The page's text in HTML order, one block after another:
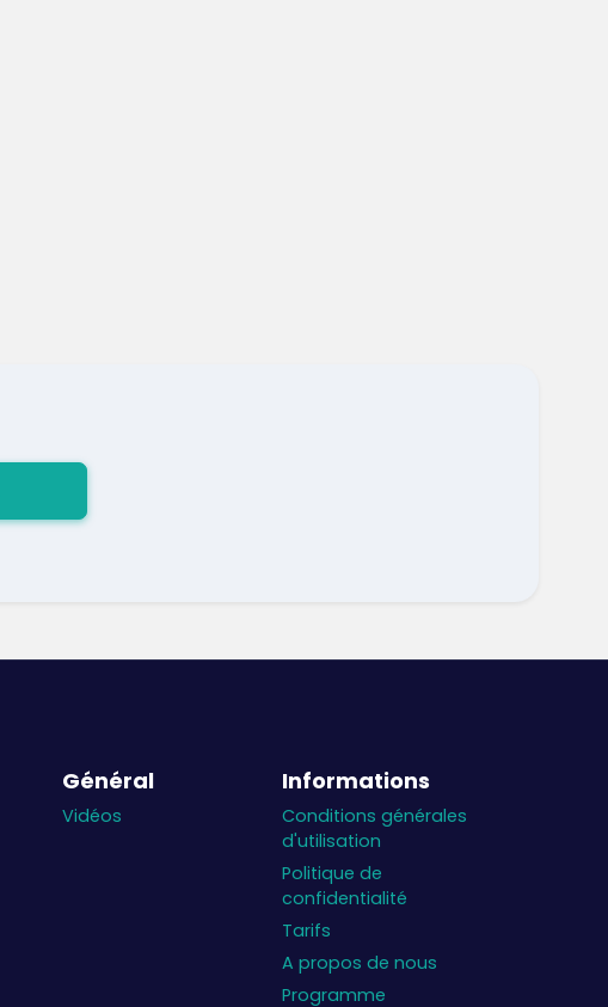
Général
Vidéos
Informations
Conditions générales
d'utilisation
Politique de
confidentialité
Tarifs
A propos de nous
Programme